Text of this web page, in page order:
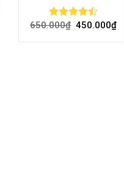
Rated
650.000₫ 450.000₫